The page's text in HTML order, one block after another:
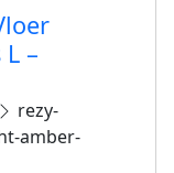
–
rezy-
amber-